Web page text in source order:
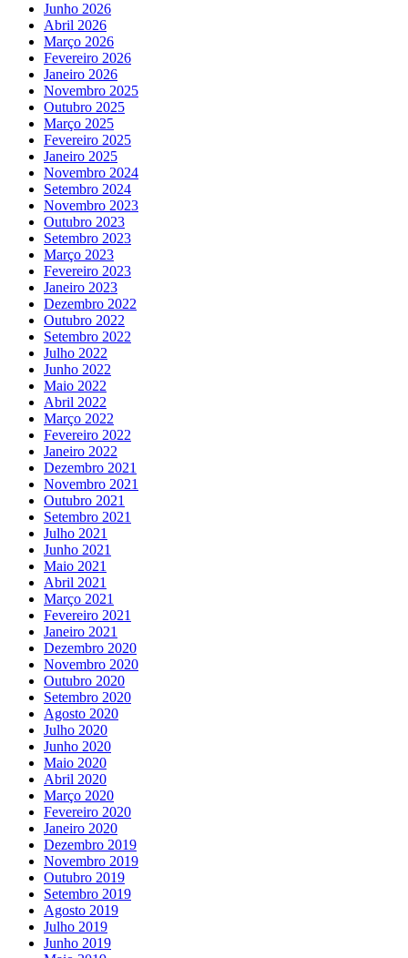
Junho 2026
Abril 2026
Março 2026
Fevereiro 2026
Janeiro 2026
Novembro 2025
Outubro 2025
Março 2025
Fevereiro 2025
Janeiro 2025
Novembro 2024
Setembro 2024
Novembro 2023
Outubro 2023
Setembro 2023
Março 2023
Fevereiro 2023
Janeiro 2023
Dezembro 2022
Outubro 2022
Setembro 2022
Julho 2022
Junho 2022
Maio 2022
Abril 2022
Março 2022
Fevereiro 2022
Janeiro 2022
Dezembro 2021
Novembro 2021
Outubro 2021
Setembro 2021
Julho 2021
Junho 2021
Maio 2021
Abril 2021
Março 2021
Fevereiro 2021
Janeiro 2021
Dezembro 2020
Novembro 2020
Outubro 2020
Setembro 2020
Agosto 2020
Julho 2020
Junho 2020
Maio 2020
Abril 2020
Março 2020
Fevereiro 2020
Janeiro 2020
Dezembro 2019
Novembro 2019
Outubro 2019
Setembro 2019
Agosto 2019
Julho 2019
Junho 2019